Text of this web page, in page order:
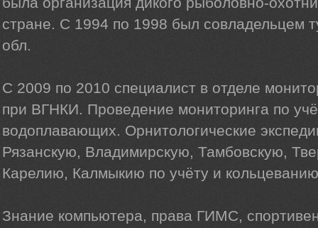
стране. C 1994 по 1998 был совладельцем
обл.
С 2009 по 2010 специалист в отделе
при ВГНКИ. Проведение мониторинга по
водоплавающих. Орнитологические
Рязанскую, Владимирскую, Тамбовскую,
Карелию, Калмыкию по учёту и кольцеванию
Знание компьютера, права ГИМС,